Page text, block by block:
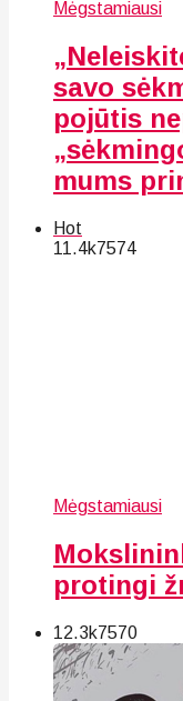
Mėgstamiausi
savo
pojūtis
mums
Hot
11.4k7574
Mėgstamiausi
protingi
12.3k7570